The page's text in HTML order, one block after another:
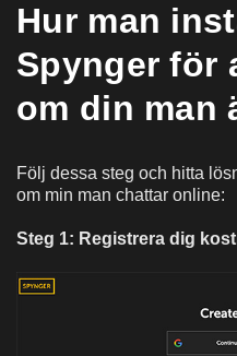
Hur man
Spynger för
om din man
Följ dessa steg och hitta
om min man chattar online:
Steg 1: Registrera dig